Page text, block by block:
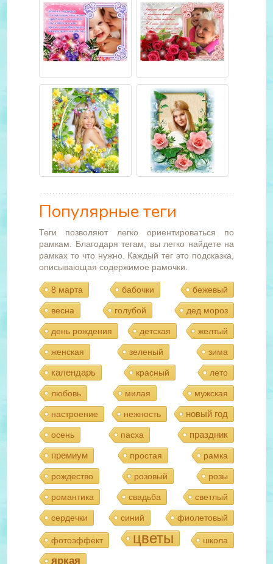
Популярные теги
Теги позволяют легко ориентироваться по
рамкам. Благодаря тегам, вы легко найдете на
рамках то что нужно. Каждый тег это подсказка,
описывающая содержимое рамочки.
8 марта бабочки бежевый
весна голубой дед мороз
день рождения детская желтый
женская зеленый зима
календарь красный лето
любовь милая мужская
настроение нежность новый год
осень пасха
праздник
премиум
простая рамка
рождество розовый розы
романтика свадьба светлый
сердечки синий фиолетовый
фотоэффект цветы школа
яркая